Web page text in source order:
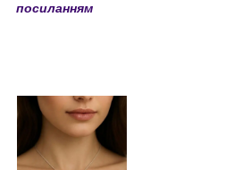
посиланням